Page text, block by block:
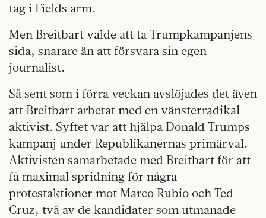
tag i Fields arm.
Men Breitbart valde att ta Trumpkampanjens
sida, snarare än att försvara sin egen
journalist.
Så sent som i förra veckan avslöjades det även
att Breitbart arbetat med en vänsterradikal
aktivist. Syftet var att hjälpa Donald Trumps
kampanj under Republikanernas primärval.
Aktivisten samarbetade med Breitbart för att
få maximal spridning för några
protestaktioner mot Marco Rubio och Ted
Cruz, två av de kandidater som utmanade